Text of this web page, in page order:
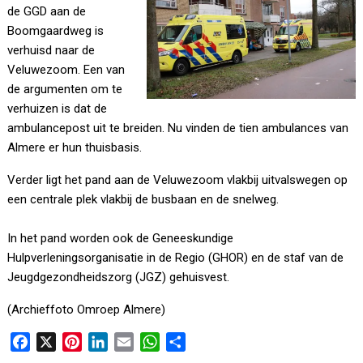
de GGD aan de
Boomgaardweg is
verhuisd naar de
Veluwezoom. Een van
de argumenten om te
verhuizen is dat de
ambulancepost uit te breiden. Nu vinden de tien ambulances van
Almere er hun thuisbasis.
Verder ligt het pand aan de Veluwezoom vlakbij uitvalswegen op
een centrale plek vlakbij de busbaan en de snelweg.
In het pand worden ook de Geneeskundige
Hulpverleningsorganisatie in de Regio (GHOR) en de staf van de
Jeugdgezondheidszorg (JGZ) gehuisvest.
(Archieffoto Omroep Almere)
W